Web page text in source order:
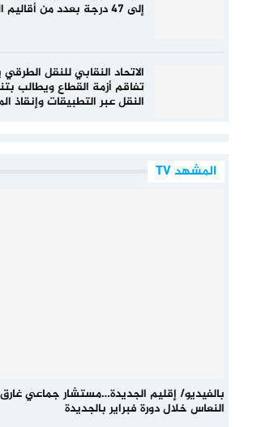
إلى 47 درجة بعدد من أقاليم المملكة
الاتحاد النقابي للنقل
تفاقم أزمة القطاع ويطالب
النقل عبر التطبيقات وإنقاذ
المشهد TV
بالفيديو/ إقليم الجديدة…مستشار جماعي
النعاس خلال دورة فبراير بالجديدة